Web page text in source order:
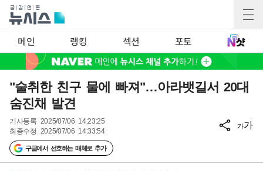
메인 랭킹 섹션 포토
"술취한 친구 물에 빠져"…아라뱃길서 20대
숨진채 발견
기사등록 2025/07/06 14:23:25
최종수정 2025/07/06 14:33:54
구글에서 선호하는 매체로 추가
가가